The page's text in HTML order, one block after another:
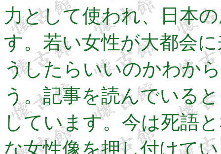
力として使われ、日本
す。若い女性が大都会
うしたらいいのかわか
う。記事を読んでいる
しています。今は死語
な女性像を押し付けて